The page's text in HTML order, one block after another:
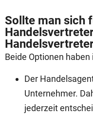
Sollte man sich
Beide Optionen
Der
Unternehmer.
jederzeit